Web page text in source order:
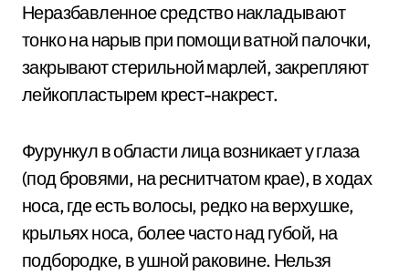
Неразбавленное средство накладывают
тонко на нарыв при помощи ватной палочки,
закрывают стерильной марлей, закрепляют
лейкопластырем крест-накрест.
Фурункул в области лица возникает у глаза
(под бровями, на реснитчатом крае), в ходах
носа, где есть волосы, редко на верхушке,
крыльях носа, более часто над губой, на
подбородке, в ушной раковине. Нельзя